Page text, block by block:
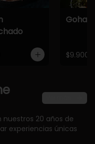
Gohan
$9.900
nuestros 20 años de
experiencias únicas